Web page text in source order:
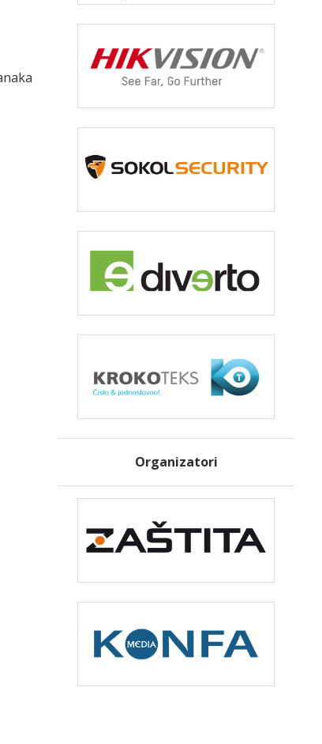
Organizatori